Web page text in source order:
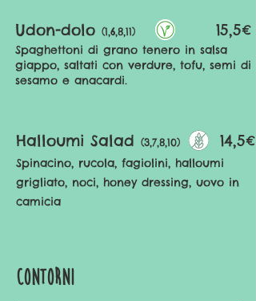
Udon-dolo (1,6,8,11) 15,5€
Spaghettoni di grano tenero in salsa
giappo, saltati con verdure, tofu, semi di
sesamo e anacardi.
Halloumi Salad (3,7,8,10) 14,5€
Spinacino, rucola, fagiolini, halloumi
grigliato, noci, honey dressing, uovo in
camicia
contorni